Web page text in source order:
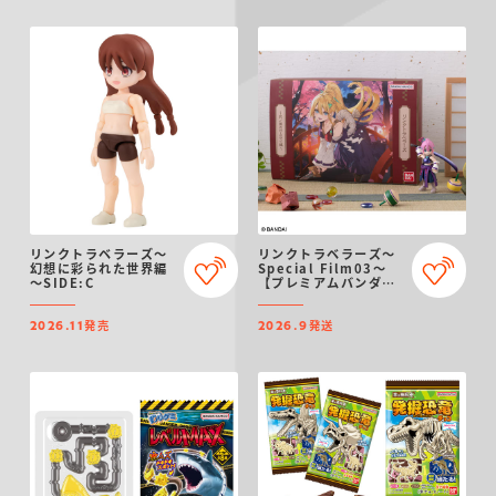
リンクトラベラーズ～
幻想に彩られた世界編
～SIDE:C
2026.11発売
リンクトラベラーズ～
Special Film03～
【プレミアムバンダイ
2026.9発送